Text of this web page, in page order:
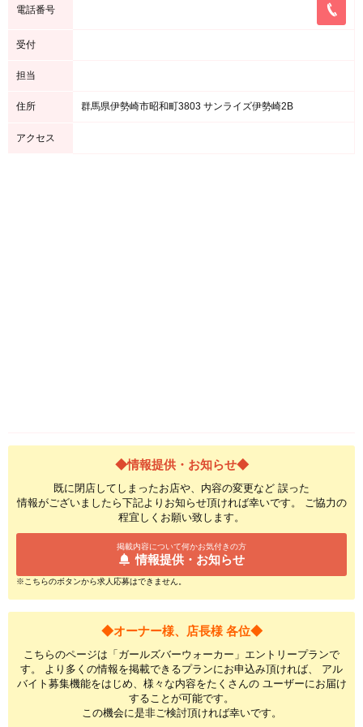
電話番号
受付
担当
住所 群馬県伊勢崎市昭和町3803 サンライズ伊勢崎2B
アクセス
◆情報提供・お知らせ◆
既に閉店してしまったお店や、内容の変更など 誤った
情報がございましたら下記よりお知らせ頂ければ幸いです。 ご協力の
程宜しくお願い致します。
掲載内容について何かお気付きの方
情報提供・お知らせ
※こちらのボタンから求人応募はできません。
◆オーナー様、店長様 各位◆
こちらのページは「ガールズバーウォーカー」エントリープランで
す。 より多くの情報を掲載できるプランにお申込み頂ければ、 アル
バイト募集機能をはじめ、様々な内容をたくさんの ユーザーにお届け
することが可能です。
この機会に是非ご検討頂ければ幸いです。